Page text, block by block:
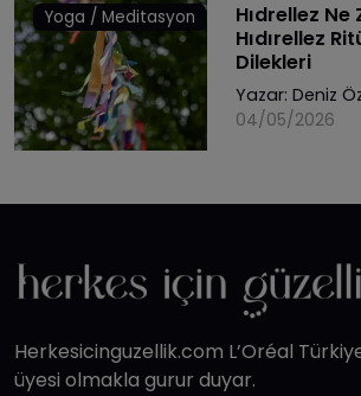
Yoga / Meditasyon
Hıdrellez Ne
Hıdırellez
Dilekleri
Yazar: Deniz
04/05/2026
Herkesicinguzellik.com L’Oréal
üyesi olmakla gurur duyar.